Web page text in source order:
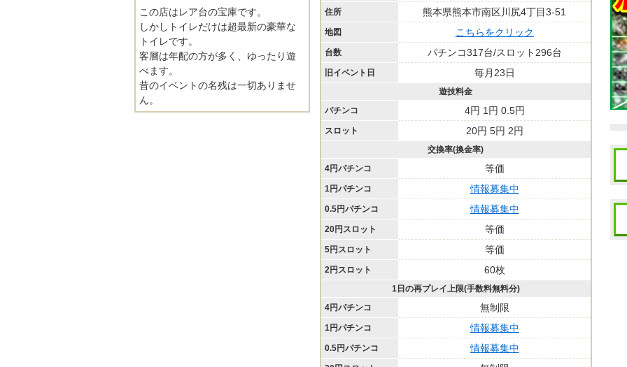
この店はレア台の宝庫です。
しかしトイレだけは超最新の豪華な
トイレです。
客層は年配の方が多く、ゆったり遊
べます。
昔のイベントの名残は一切ありませ
ん。
住所 熊本県熊本市南区川尻4丁目3-51
地図 こちらをクリック
台数 パチンコ317台/スロット296台
旧イベント日 毎月23日
遊技料金
パチンコ
4円 1円 0.5円
スロット 20円 5円 2円
交換率(換金率)
4円パチンコ
等価
1円パチンコ 情報募集中
0.5円パチンコ 情報募集中
20円スロット 等価
5円スロット 等価
2円スロット 60枚
1日の再プレイ上限(手数料無料分)
4円パチンコ
無制限
1円パチンコ 情報募集中
0.5円パチンコ 情報募集中